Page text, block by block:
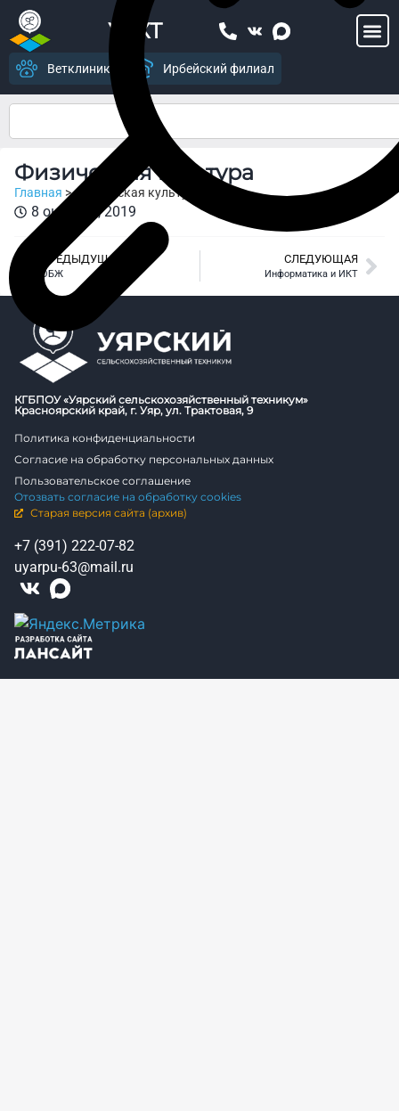
УСХТ
Ветклиника Ирбейский филиал
Физическая культура
Главная >Физическая культура
8 октября, 2019
ПРЕДЫДУЩАЯ
ОБЖ
СЛЕДУЮЩАЯ
Информатика и ИКТ
КГБПОУ «Уярский сельскохозяйственный техникум»
Красноярский край, г. Уяр, ул. Трактовая, 9
Политика конфиденциальности
Согласие на обработку персональных данных
Пользовательское соглашение
Отозвать согласие на обработку cookies
Старая версия сайта (архив)
+7 (391) 222-07-82
uyarpu-63@mail.ru